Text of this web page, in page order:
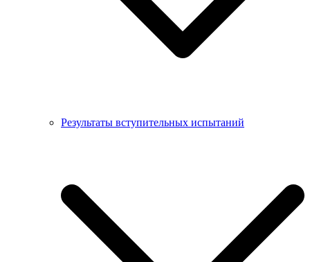
Результаты вступительных испытаний